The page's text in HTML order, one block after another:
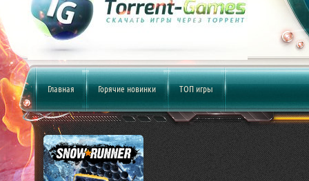
Главная Горячие новинки ТОП игры